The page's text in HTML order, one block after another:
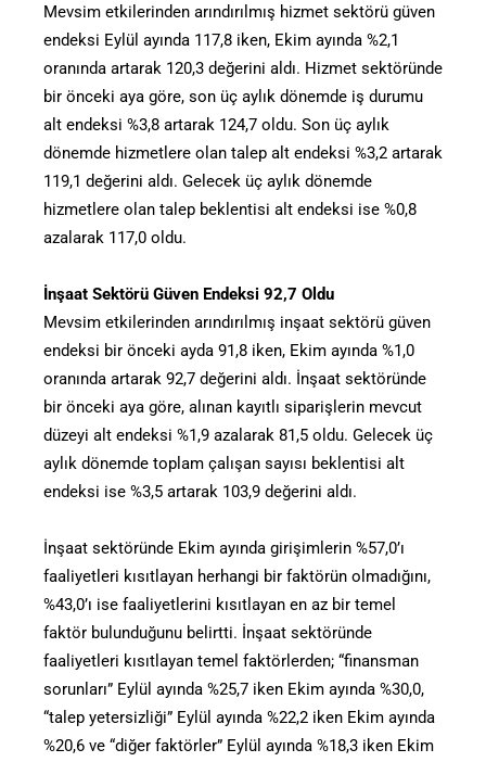
Mevsim etkilerinden arındırılmış hizmet sektörü güven
endeksi Eylül ayında 117,8 iken, Ekim ayında %2,1
oranında artarak 120,3 değerini aldı. Hizmet sektöründe
bir önceki aya göre, son üç aylık dönemde iş durumu
alt endeksi %3,8 artarak 124,7 oldu. Son üç aylık
dönemde hizmetlere olan talep alt endeksi %3,2 artarak
119,1 değerini aldı. Gelecek üç aylık dönemde
hizmetlere olan talep beklentisi alt endeksi ise %0,8
azalarak 117,0 oldu.
İnşaat Sektörü Güven Endeksi 92,7 Oldu
Mevsim etkilerinden arındırılmış inşaat sektörü güven
endeksi bir önceki ayda 91,8 iken, Ekim ayında %1,0
oranında artarak 92,7 değerini aldı. İnşaat sektöründe
bir önceki aya göre, alınan kayıtlı siparişlerin mevcut
düzeyi alt endeksi %1,9 azalarak 81,5 oldu. Gelecek üç
aylık dönemde toplam çalışan sayısı beklentisi alt
endeksi ise %3,5 artarak 103,9 değerini aldı.
İnşaat sektöründe Ekim ayında girişimlerin %57,0’ı
faaliyetleri kısıtlayan herhangi bir faktörün olmadığını,
%43,0’ı ise faaliyetlerini kısıtlayan en az bir temel
faktör bulunduğunu belirtti. İnşaat sektöründe
faaliyetleri kısıtlayan temel faktörlerden; “finansman
sorunları” Eylül ayında %25,7 iken Ekim ayında %30,0,
“talep yetersizliği” Eylül ayında %22,2 iken Ekim ayında
%20,6 ve “diğer faktörler” Eylül ayında %18,3 iken Ekim